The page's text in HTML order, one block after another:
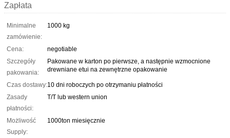
Zapłata
Minimalne
zamówienie:
1000 kg
Cena:
negotiable
Szczegóły
pakowania:
Pakowane w karton po pierwsze, a następnie wzmocnione
drewniane etui na zewnętrzne opakowanie
Czas dostawy:10 dni roboczych po otrzymaniu płatności
Zasady
płatności:
T/T lub western union
Możliwość
Supply:
1000ton miesięcznie